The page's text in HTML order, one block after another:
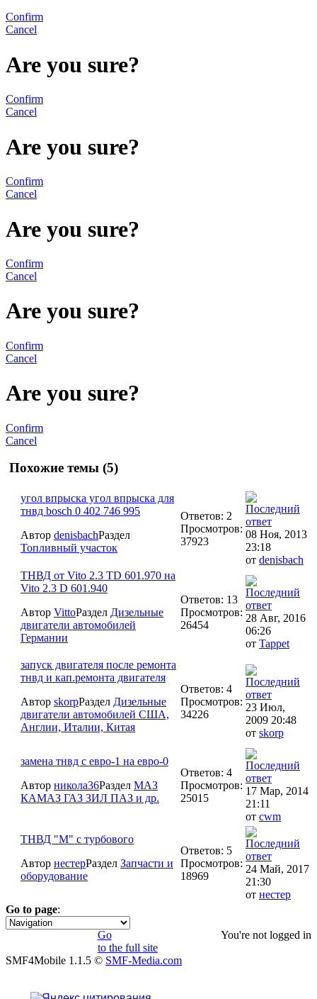
Confirm
Cancel
Are you sure?
Confirm
Cancel
Are you sure?
Confirm
Cancel
Are you sure?
Confirm
Cancel
Are you sure?
Confirm
Cancel
Are you sure?
Confirm
Cancel
Похожие темы (5)
угол впрыска угол впрыска для
тнвд bosch 0 402 746 995
Автор denisbachРаздел
Топливный участок
Ответов: 2
Просмотров:
37923
08 Ноя, 2013
23:18
от denisbach
ТНВД от Vito 2.3 TD 601.970 на
Vito 2.3 D 601.940
Автор VittoРаздел Дизельные
двигатели автомобилей
Германии
Ответов: 13
Просмотров:
26454
28 Авг, 2016
06:26
от Tappet
запуск двигателя после ремонта
тнвд и кап.ремонта двигателя
Автор skorpРаздел Дизельные
двигатели автомобилей США,
Англии, Италии, Китая
Ответов: 4
Просмотров:
34226
23 Июл,
2009 20:48
от skorp
замена тнвд с евро-1 на евро-0
Автор никола36Раздел МАЗ
КАМАЗ ГАЗ ЗИЛ ПАЗ и др.
Ответов: 4
Просмотров:
25015
17 Мар, 2014
21:11
от cwm
ТНВД "М" с турбового
Автор нестерРаздел Запчасти и
оборудование
Ответов: 5
Просмотров:
18969
24 Май, 2017
21:30
от нестер
Go to page:
1
You're not logged in
Go
to the full site
SMF4Mobile 1.1.5 © SMF-Media.com